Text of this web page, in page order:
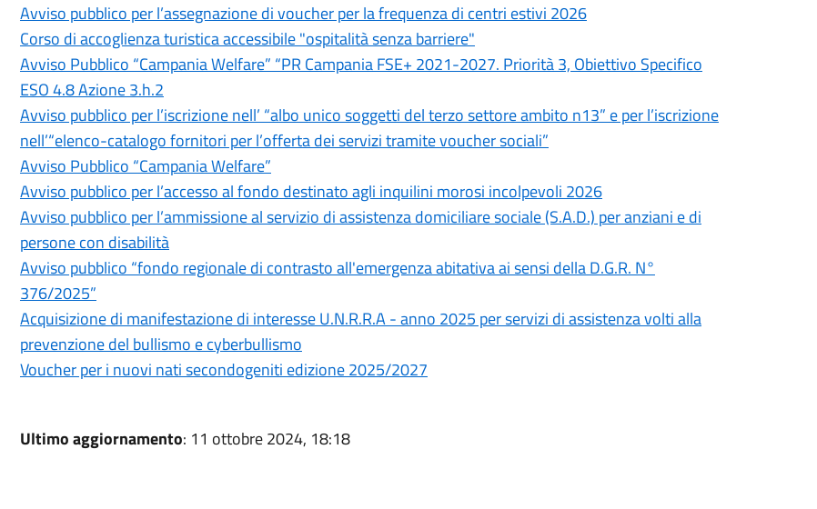
Avviso pubblico per l’assegnazione di voucher per la frequenza di centri estivi 2026
Corso di accoglienza turistica accessibile "ospitalità senza barriere"
Avviso Pubblico “Campania Welfare” “PR Campania FSE+ 2021-2027. Priorità 3, Obiettivo Specifico
ESO 4.8 Azione 3.h.2
Avviso pubblico per l’iscrizione nell’ “albo unico soggetti del terzo settore ambito n13” e per l’iscrizione
nell’“elenco-catalogo fornitori per l’offerta dei servizi tramite voucher sociali”
Avviso Pubblico “Campania Welfare”
Avviso pubblico per l’accesso al fondo destinato agli inquilini morosi incolpevoli 2026
Avviso pubblico per l’ammissione al servizio di assistenza domiciliare sociale (S.A.D.) per anziani e di
persone con disabilità
Avviso pubblico “fondo regionale di contrasto all'emergenza abitativa ai sensi della D.G.R. N°
376/2025”
Acquisizione di manifestazione di interesse U.N.R.R.A - anno 2025 per servizi di assistenza volti alla
prevenzione del bullismo e cyberbullismo
Voucher per i nuovi nati secondogeniti edizione 2025/2027
Ultimo aggiornamento: 11 ottobre 2024, 18:18